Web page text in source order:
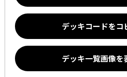
デッキコードをコ
デッキ一覧画像を